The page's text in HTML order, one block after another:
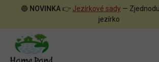
🔵 NOVINKA 👉 Jezírkové sady —
jezírko